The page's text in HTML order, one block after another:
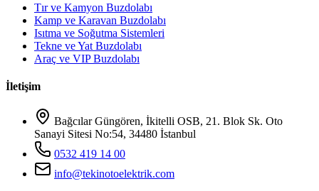
Tır ve Kamyon Buzdolabı
Kamp ve Karavan Buzdolabı
Isıtma ve Soğutma Sistemleri
Tekne ve Yat Buzdolabı
Araç ve VIP Buzdolabı
İletişim
Bağcılar Güngören, İkitelli OSB, 21. Blok Sk. Oto
Sanayi Sitesi No:54, 34480 İstanbul
0532 419 14 00
info@tekinotoelektrik.com